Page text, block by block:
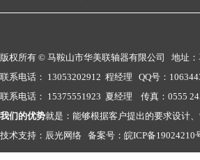
版权所有 © 马鞍山市华美联轴器有限公司 地址
联系电话： 13053202912 程经理 QQ号：
联系电话： 15375551923 夏经理 传真：0555
我们的优势就是：能够根据客户提出的要求设计
技术支持： 辰光网络 备案号： 皖ICP备19024210